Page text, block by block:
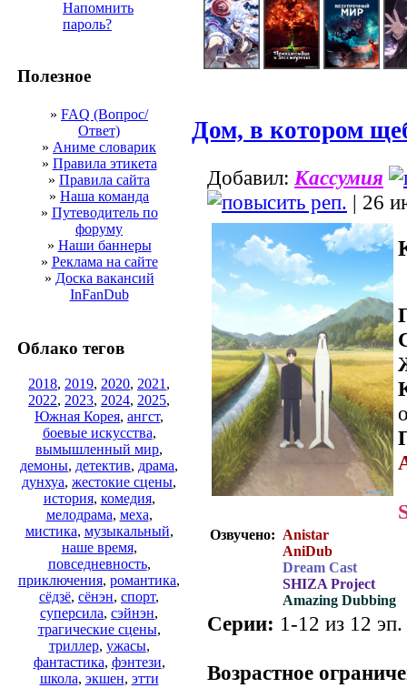
Напомнить
пароль?
Полезное
» FAQ (Вопрос/
Ответ)
» Аниме словарик
» Правила этикета
» Правила сайта
» Наша команда
» Путеводитель по
форуму
» Наши баннеры
» Реклама на сайте
» Доска вакансий
InFanDub
Облако тегов
2018, 2019, 2020, 2021 ,
2022, 2023, 2024, 2025,
Южная Корея, ангст,
боевые искусства,
вымышленный мир,
демоны, детектив, драма,
дунхуа, жестокие сцены,
история, комедия,
мелодрама, меха,
мистика, музыкальный,
наше время,
повседневность,
приключения, романтика,
сёдзё, сёнэн, спорт,
суперсила, сэйнэн,
трагические сцены,
триллер, ужасы,
фантастика, фэнтези,
школа, экшен, этти
Дом, в котором
Добавил: Кассумия
| 26
Озвучено: Anistar
AniDub
Dream Cast
SHIZA Project
Amazing Dubbing
Серии: 1-12 из 12
Возрастное